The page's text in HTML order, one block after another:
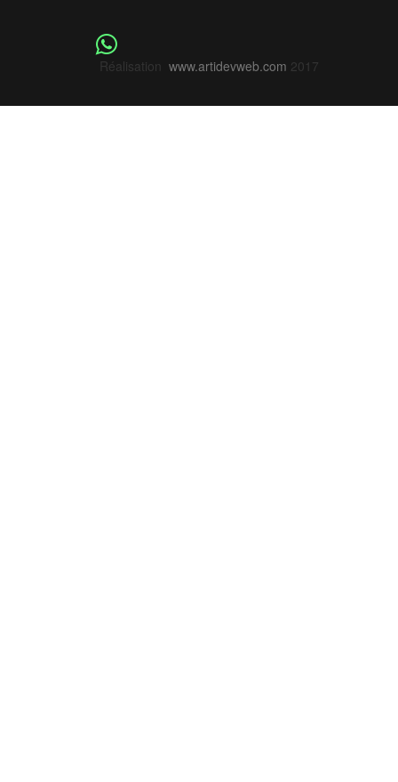
Réalisation www.artidevweb.com 2017